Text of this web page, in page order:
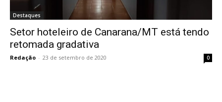
Destaques
Setor hoteleiro de Canarana/MT está tendo
retomada gradativa
Redação - 23 de setembro de 2020 0